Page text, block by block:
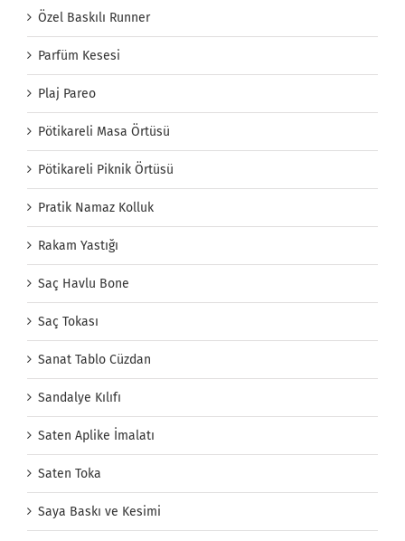
Özel Baskılı Runner
Parfüm Kesesi
Plaj Pareo
Pötikareli Masa Örtüsü
Pötikareli Piknik Örtüsü
Pratik Namaz Kolluk
Rakam Yastığı
Saç Havlu Bone
Saç Tokası
Sanat Tablo Cüzdan
Sandalye Kılıfı
Saten Aplike İmalatı
Saten Toka
Saya Baskı ve Kesimi